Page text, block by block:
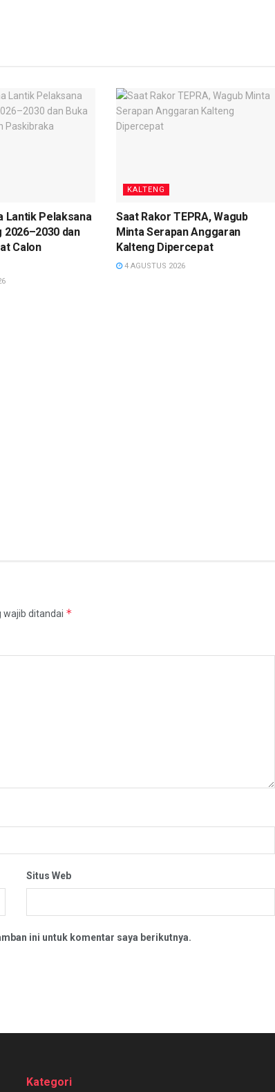
Lantik Pelaksana
2026–2030 dan
Calon
KALTENG
Saat Rakor TEPRA, Wagub
Minta Serapan Anggaran
Kalteng Dipercepat
4 AGUSTUS 2026
wajib ditandai *
Situs Web
ini untuk komentar saya berikutnya.
Kategori